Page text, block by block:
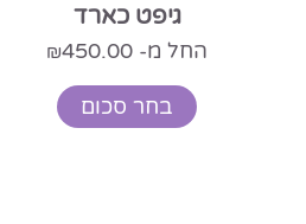
גיפט כארד
החל מ- ₪450.00
בחר סכום